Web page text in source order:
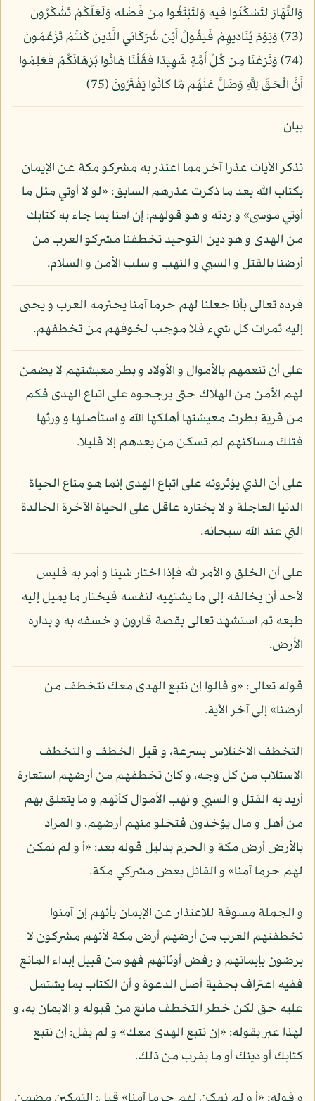
وَالنَّهَارَ لِتَسْكُنُوا فِيهِ وَلِتَبْتَغُوا مِن فَضْلِهِ وَلَعَلَّكُمْ تَشْكُرُونَ
(73) وَيَوْمَ يُنَادِيهِمْ فَيَقُولُ أَيْنَ شُرَكَائِيَ الَّذِينَ كُنتُمْ تَزْعُمُونَ
(74) وَنَزَعْنَا مِن كُلِّ أُمَّةٍ شَهِيدًا فَقُلْنَا هَاتُوا بُرْهَانَكُمْ فَعَلِمُوا
أَنَّ الْحَقَّ لِلَّهِ وَضَلَّ عَنْهُم مَّا كَانُوا يَفْتَرُونَ (75)
بيان
تذكر الآيات عذرا آخر مما اعتذر به مشركو مكة عن الإيمان
بكتاب الله بعد ما ذكرت عذرهم السابق: «لو لا أوتي مثل ما
أوتي موسى» و ردته و هو قولهم: إن آمنا بما جاء به كتابك
من الهدى و هو دين التوحيد تخطفنا مشركو العرب من
أرضنا بالقتل و السبي و النهب و سلب الأمن و السلام.
فرده تعالى بأنا جعلنا لهم حرما آمنا يحترمه العرب و يجبى
إليه ثمرات كل شيء فلا موجب لخوفهم من تخطفهم.
على أن تنعمهم بالأموال و الأولاد و بطر معيشتهم لا يضمن
لهم الأمن من الهلاك حتى يرجحوه على اتباع الهدى فكم
من قرية بطرت معيشتها أهلكها الله و استأصلها و ورثها
فتلك مساكنهم لم تسكن من بعدهم إلا قليلا.
على أن الذي يؤثرونه على اتباع الهدى إنما هو متاع الحياة
الدنيا العاجلة و لا يختاره عاقل على الحياة الآخرة الخالدة
التي عند الله سبحانه.
على أن الخلق و الأمر لله فإذا اختار شيئا و أمر به فليس
لأحد أن يخالفه إلى ما يشتهيه لنفسه فيختار ما يميل إليه
طبعه ثم استشهد تعالى بقصة قارون و خسفه به و بداره
الأرض.
قوله تعالى: «و قالوا إن نتبع الهدى معك نتخطف من
أرضنا» إلى آخر الآية.
التخطف الاختلاس بسرعة، و قيل الخطف و التخطف
الاستلاب من كل وجه، و كان تخطفهم من أرضهم استعارة
أريد به القتل و السبي و نهب الأموال كأنهم و ما يتعلق بهم
من أهل و مال يؤخذون فتخلو منهم أرضهم، و المراد
بالأرض أرض مكة و الحرم بدليل قوله بعد: «أ و لم نمكن
لهم حرما آمنا» و القائل بعض مشركي مكة.
و الجملة مسوقة للاعتذار عن الإيمان بأنهم إن آمنوا
تخطفتهم العرب من أرضهم أرض مكة لأنهم مشركون لا
يرضون بإيمانهم و رفض أوثانهم فهو من قبيل إبداء المانع
ففيه اعتراف بحقية أصل الدعوة و أن الكتاب بما يشتمل
عليه حق لكن خطر التخطف مانع من قبوله و الإيمان به، و
لهذا عبر بقوله: «إن نتبع الهدى معك» و لم يقل: إن نتبع
كتابك أو دينك أو ما يقرب من ذلك.